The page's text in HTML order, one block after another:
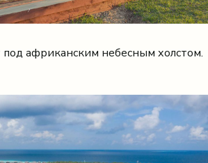
африканским небесным холстом.